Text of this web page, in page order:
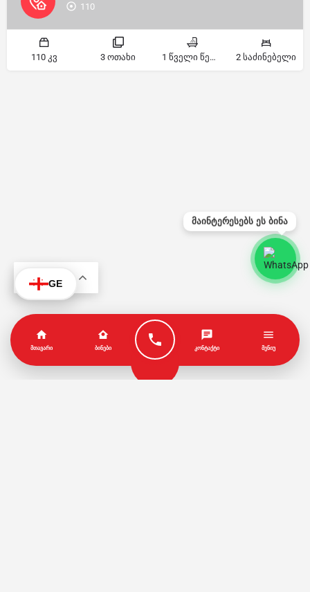
110
110 კვ 3 ოთახი 1 წველი წერტილი 2 საძინებელი
GE
ᲛᲗᲐᲕᲐᲠᲘ ᲑᲘᲜᲔᲑᲘ ᲙᲝᲜᲢᲐᲥᲢᲘ ᲛᲔᲜᲘᲣ
KA
მაინტერესებს ეს ბინა